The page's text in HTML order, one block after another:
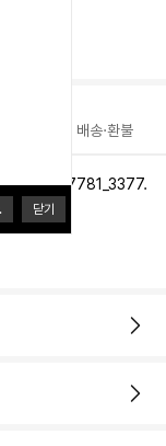
닫기
배송·환불